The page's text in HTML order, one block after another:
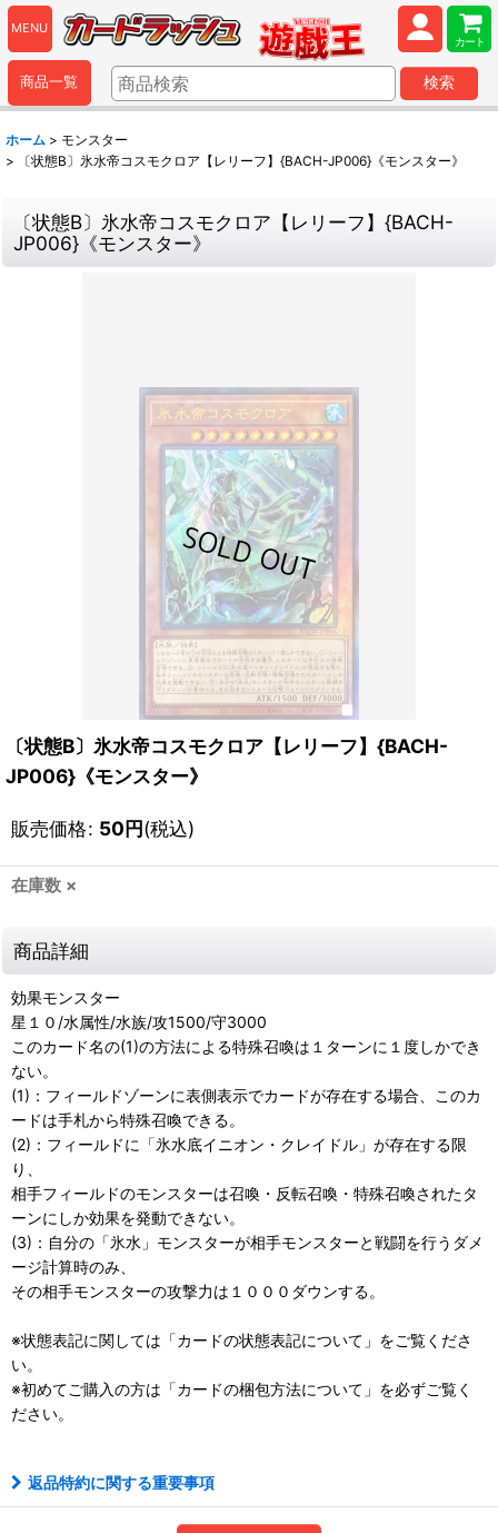
MENU
カート
商品一覧 検索
ホーム > モンスター
>
〔状態B〕氷水帝コスモクロア【レリーフ】{BACH-JP006}《モンスター》
〔状態B〕氷水帝コスモクロア【レリーフ】{BACH-
JP006}《モンスター》
〔状態B〕氷水帝コスモクロア【レリーフ】{BACH-
JP006}《モンスター》
販売価格: 50円(税込)
在庫数 ×
商品詳細
効果モンスター
星１０/水属性/水族/攻1500/守3000
このカード名の(1)の方法による特殊召喚は１ターンに１度しかでき
ない。
(1)：フィールドゾーンに表側表示でカードが存在する場合、このカ
ードは手札から特殊召喚できる。
(2)：フィールドに「氷水底イニオン・クレイドル」が存在する限
り、
相手フィールドのモンスターは召喚・反転召喚・特殊召喚されたタ
ーンにしか効果を発動できない。
(3)：自分の「氷水」モンスターが相手モンスターと戦闘を行うダメ
ージ計算時のみ、
その相手モンスターの攻撃力は１０００ダウンする。
※状態表記に関しては「カードの状態表記について」をご覧くださ
い。
※初めてご購入の方は「カードの梱包方法について」を必ずご覧く
ださい。
返品特約に関する重要事項